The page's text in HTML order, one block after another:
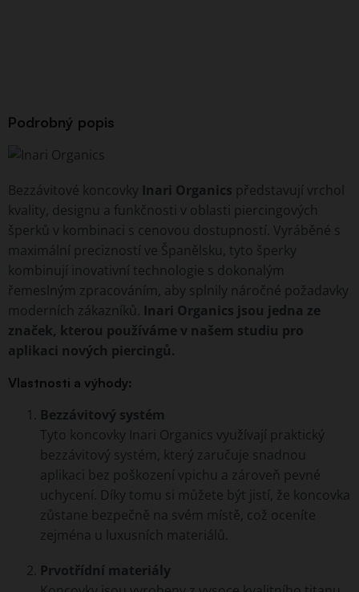
Podrobný popis
Bezzávitové koncovky Inari Organics představují vrchol
kvality, designu a funkčnosti v oblasti piercingových
šperků v kombinaci s cenovou dostupností. Vyráběné s
maximální precizností ve Španělsku, tyto šperky
kombinují inovativní technologie s dokonalým
řemeslným zpracováním, aby splnily náročné požadavky
moderních zákazníků. Inari Organics jsou jedna ze
značek, kterou používáme v našem studiu pro
aplikaci nových piercingů.
Vlastnosti a výhody:
Bezzávitový systém
Tyto koncovky Inari Organics využívají praktický
bezzávitový systém, který zaručuje snadnou
aplikaci bez poškození vpichu a zároveň pevné
uchycení. Díky tomu si můžete být jistí, že koncovka
zůstane bezpečně na svém místě, což oceníte
zejména u luxusních materiálů.
Prvotřídní materiály